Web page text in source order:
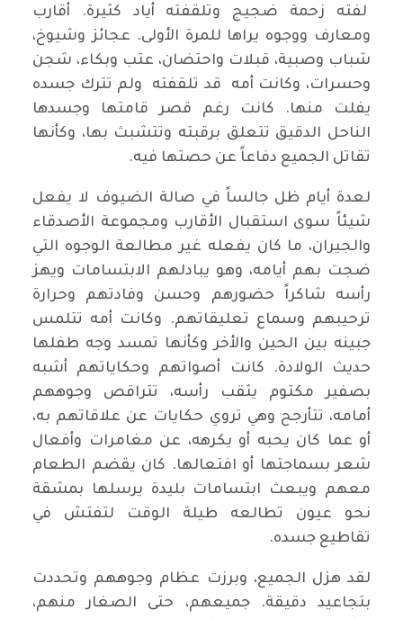
لفته زحمة ضجيج وتلقفته أياد كثيرة. أقارب
ومعارف ووجوه يراها للمرة الأولى. عجائز وشيوخ،
شباب وصبية، قبلات واحتضان، عتب وبكاء، شجن
وحسرات، وكانت أمه قد تلقفته ولم تترك جسده
يفلت منها. كانت رغم قصر قامتها وجسدها
الناحل الدقيق تتعلق برقبته وتتشبث بها، وكأنها
تقاتل الجميع دفاعاً عن حصتها فيه.
لعدة أيام ظل جالساً في صالة الضيوف لا يفعل
شيئاً سوى استقبال الأقارب ومجموعة الأصدقاء
والجيران، ما كان يفعله غير مطالعة الوجوه التي
ضجت بهم أيامه، وهو يبادلهم الابتسامات ويهز
رأسه شاكراً حضورهم وحسن وفادتهم وحرارة
ترحيبهم وسماع تعليقاتهم. وكانت أمه تتلمس
جبينه بين الحين والأخر وكأنها تمسد وجه طفلها
حديث الولادة. كانت أصواتهم وحكاياتهم أشبه
بصفير مكتوم يثقب رأسه، تتراقص وجوههم
أمامه، تتأرجح وهي تروي حكايات عن علاقاتهم به،
أو عما كان يحبه أو يكرهه، عن مغامرات وأفعال
شعر بسماجتها أو افتعالها. كان يقضم الطعام
معهم ويبعث ابتسامات بليدة يرسلها بمشقة
نحو عيون تطالعه طيلة الوقت لتفتش في
تقاطيع جسده.
لقد هزل الجميع، وبرزت عظام وجوههم وتحددت
بتجاعيد دقيقة. جميعهم، حتى الصغار منهم،